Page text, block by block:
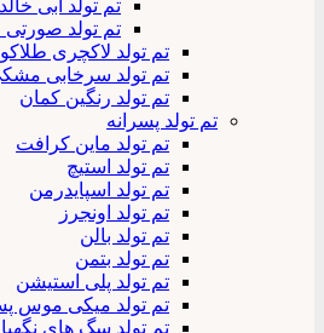
تم تولد آبی
تم تولد صورتی
تم تولد لاکچری
تم تولد سرخابی
تم تولد رنگین کمان
تم تولد پسرانه
تم تولد ماین کرافت
تم تولد استیچ
تم تولد اسپایدرمن
تم تولد اونجرز
تم تولد بالن
تم تولد بتمن
تم تولد پلی استیشن
تم تولد میکی موس
تم تولد سگ های